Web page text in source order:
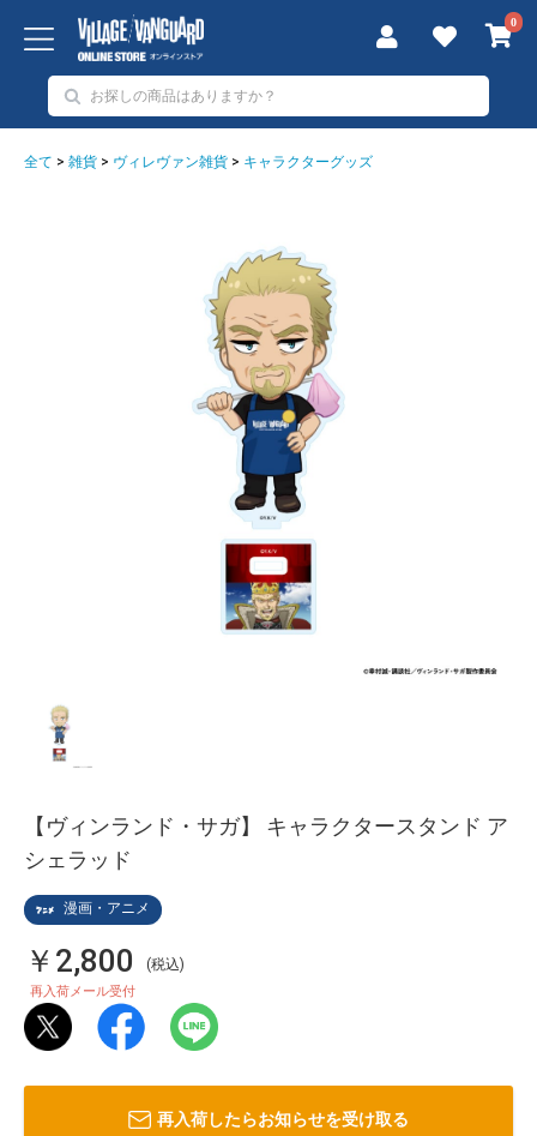
0
全て > 雑貨 > ヴィレヴァン雑貨 > キャラクターグッズ
漫画・アニメ
【ヴィンランド・サガ】 キャラクタースタンド ア
シェラッド
￥2,800 (税込)
再入荷メール受付
再入荷したらお知らせを受け取る